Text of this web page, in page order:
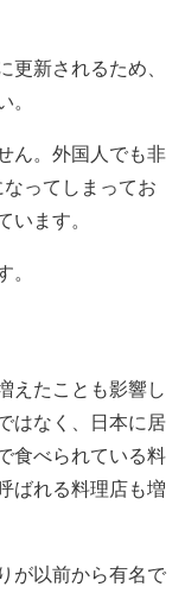
新されるため、
ん。外国人でも非
ってしまってお
ます。
えたことも影響し
はなく、日本に居
食べられている料
ばれる料理店も増
が以前から有名で